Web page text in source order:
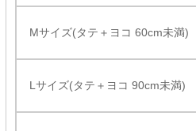
Mサイズ(タテ＋ヨコ 60cm未満)
Lサイズ(タテ＋ヨコ 90cm未満)